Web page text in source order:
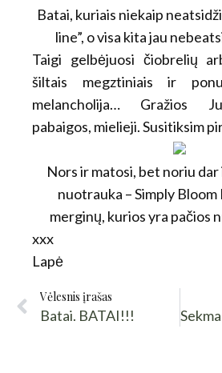
Batai, kuriais niekaip
line”, o visa kita jau
Taigi gelbėjuosi čiobrelių
šiltais megztiniais ir
melancholija… Gražios
pabaigos, mielieji. Susitiksim
Nors ir matosi, bet noriu
nuotrauka – Simply
merginų, kurios yra pačios
xxx
Lapė
Vėlesnis įrašas
Batai. BATAI!!!